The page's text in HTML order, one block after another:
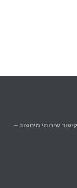
קיפוד שירותי מיחשוב –